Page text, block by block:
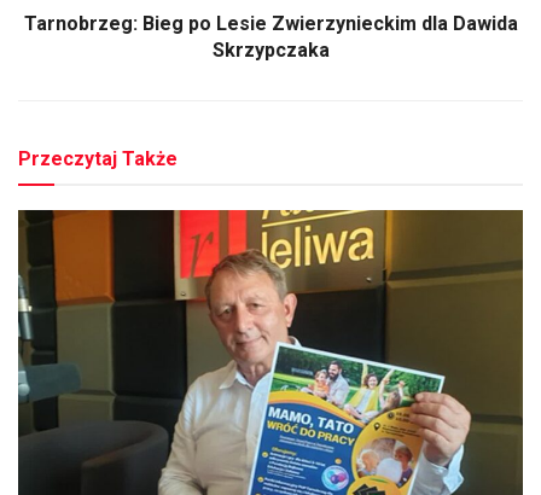
Tarnobrzeg: Bieg po Lesie Zwierzynieckim dla Dawida
Skrzypczaka
Przeczytaj Także